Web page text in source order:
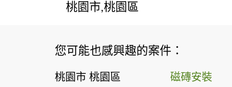
桃園市,桃園區
您可能也感興趣的案件：
桃園市 桃園區 磁磚安裝